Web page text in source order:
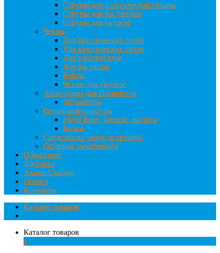
Струны для классической гитары
Струны для бас гитары
Струны для укулеле
Чехлы
Для акустических гитар
Для классических гитар
Для электрогитар
Для бас-гитар
Кейсы
Чехлы для укулеле
Аксессуары для гитаристов
Медиаторы
Гитарная фурнитура
Floyd Rose, Tremolo, рычаги
Колки
Средства по уходу за гитарой
Гитарная электроника
О магазине
Доставка
Акции/Скидки
Оплата
Контакты
Каталог товаров
Каталог товаров
×